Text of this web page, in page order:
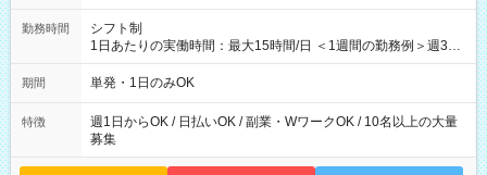
勤務時間
シフト制
1日あたりの実働時間：最大15時間/日 ＜1週間の勤務例＞週3回
勤務 勤務：月・水・金 休み：火・木・土・日 好きな時にお仕事
可能です！ ※1日あたりの最大実働時間は日勤、夜勤共に勤務し
期間 単発・1日のみOK
特徴
週1日からOK / 日払いOK / 副業・WワークOK / 10名以上の大量
募集